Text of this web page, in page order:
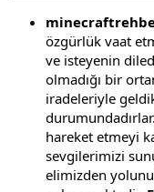
özgürlük vaat
ve isteyenin
olmadığı bir
iradeleriyle
hareket etmeyi
sevgilerimizi
elimizden